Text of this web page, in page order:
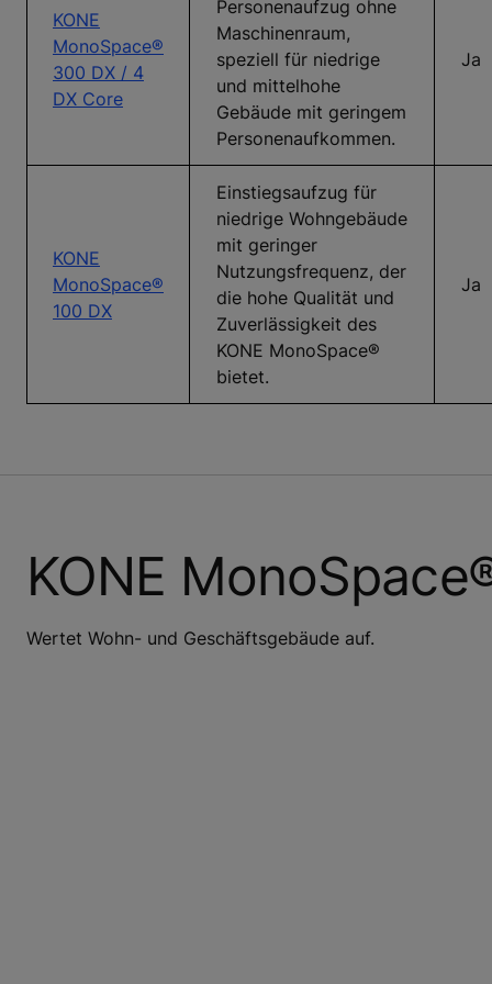
KONE
MonoSpace®
300 DX / 4
DX Core
Personenaufzug ohne
Maschinenraum,
speziell für niedrige
und mittelhohe
Gebäude mit geringem
Personenaufkommen.
Ja
KONE
MonoSpace®
100 DX
Einstiegsaufzug für
niedrige Wohngebäude
mit geringer
Nutzungsfrequenz, der
die hohe Qualität und
Zuverlässigkeit des
KONE MonoSpace®
bietet.
Ja
KONE
Wertet Wohn- und Geschäftsgebäude auf.